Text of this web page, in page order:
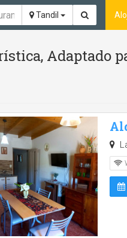
Tandil
Adaptado